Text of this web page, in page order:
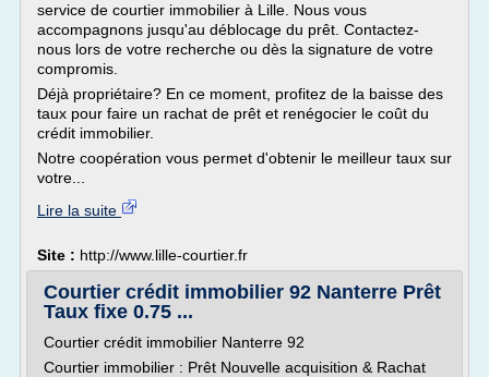
service de courtier immobilier à Lille. Nous vous
accompagnons jusqu'au déblocage du prêt. Contactez-
nous lors de votre recherche ou dès la signature de votre
compromis.
Déjà propriétaire? En ce moment, profitez de la baisse des
taux pour faire un rachat de prêt et renégocier le coût du
crédit immobilier.
Notre coopération vous permet d'obtenir le meilleur taux sur
votre...
Lire la suite
Site : http://www.lille-courtier.fr
Courtier crédit immobilier 92 Nanterre Prêt
Taux fixe 0.75 ...
Courtier crédit immobilier Nanterre 92
Courtier immobilier : Prêt Nouvelle acquisition & Rachat